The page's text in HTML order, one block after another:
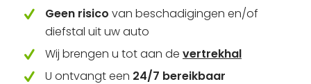
Geen risico van beschadigingen en/of
diefstal uit uw auto
Wij brengen u tot aan de vertrekhal
U ontvangt een 24/7 bereikbaar